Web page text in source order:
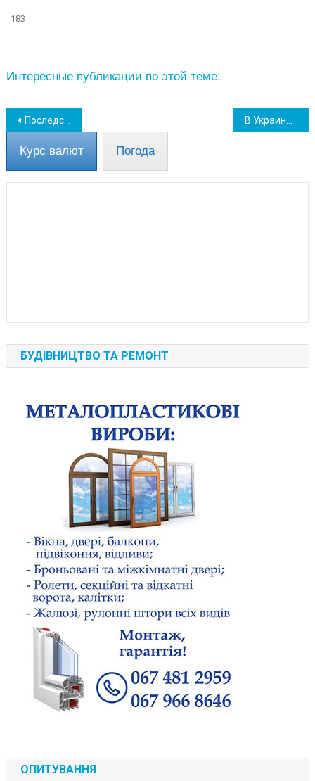
183
Интересные публикации по этой теме:
Навігація
записів
Последствия войны: в ООН сделали свой прогноз по благосостоянию украинцев
Курс валют Погода
БУДІВНИЦТВО ТА РЕМОНТ
ОПИТУВАННЯ